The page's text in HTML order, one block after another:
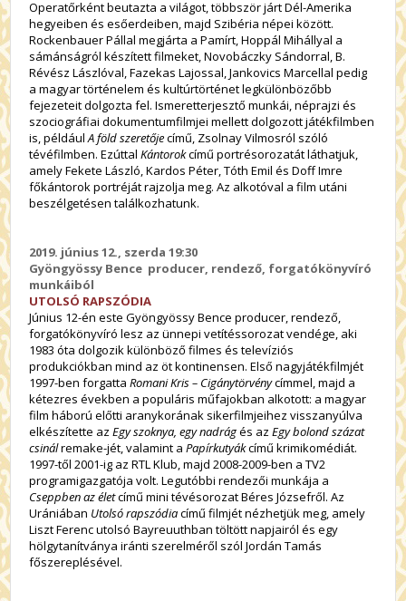
Operatőrként beutazta a világot, többször járt Dél-Amerika
hegyeiben és esőerdeiben, majd Szibéria népei között.
Rockenbauer Pállal megjárta a Pamírt, Hoppál Mihállyal a
sámánságról készített filmeket, Novobáczky Sándorral, B.
Révész Lászlóval, Fazekas Lajossal, Jankovics Marcellal pedig
a magyar történelem és kultúrtörténet legkülönbözőbb
fejezeteit dolgozta fel. Ismeretterjesztő munkái, néprajzi és
szociográfiai dokumentumfilmjei mellett dolgozott játékfilmben
is, példáulA föld szeretőjecímű, Zsolnay Vilmosról szóló
tévéfilmben. EzúttalKántorokcímű portrésorozatát láthatjuk,
amely Fekete László, Kardos Péter, Tóth Emil és Doff Imre
főkántorok portréját rajzolja meg. Az alkotóval a film utáni
beszélgetésen találkozhatunk.
2019. június 12., szerda 19:30
Gyöngyössy Bence producer, rendező, forgatókönyvíró
munkáiból
UTOLSÓ RAPSZÓDIA
Június 12-én este Gyöngyössy Bence producer, rendező,
forgatókönyvíró lesz az ünnepi vetítéssorozat vendége, aki
1983 óta dolgozik különböző filmes és televíziós
produkciókban mind az öt kontinensen. Első nagyjátékfilmjét
1997-ben forgattaRomani Kris – Cigánytörvénycímmel, majd a
kétezres években a populáris műfajokban alkotott: a magyar
film háború előtti aranykorának sikerfilmjeihez visszanyúlva
elkészítette azEgy szoknya, egy nadrágés azEgy bolond százat
csinálremake-jét, valamint aPapírkutyákcímű krimikomédiát.
1997-től 2001-ig az RTL Klub, majd 2008-2009-ben a TV2
programigazgatója volt. Legutóbbi rendezői munkája a
Cseppben az életcímű mini tévésorozat Béres Józsefről. Az
Urániában Utolsó rapszódiacímű filmjét nézhetjük meg, amely
Liszt Ferenc utolsó Bayreuuthban töltött napjairól és egy
hölgytanítványa iránti szerelméről szól Jordán Tamás
főszereplésével.